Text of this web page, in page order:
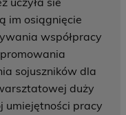
im osiągnięcie
współpracy
sojuszników dla
duży
umiejętności pracy